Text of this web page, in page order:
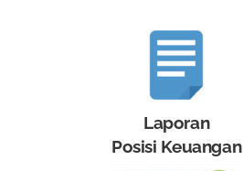
Laporan
Posisi Keuangan